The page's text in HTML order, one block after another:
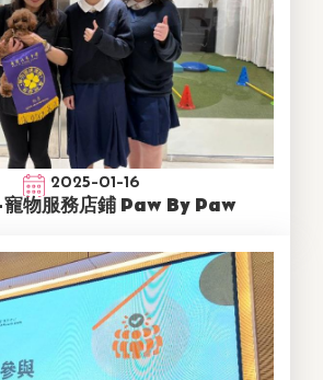
2025-01-16
物服務店鋪 Paw By Paw